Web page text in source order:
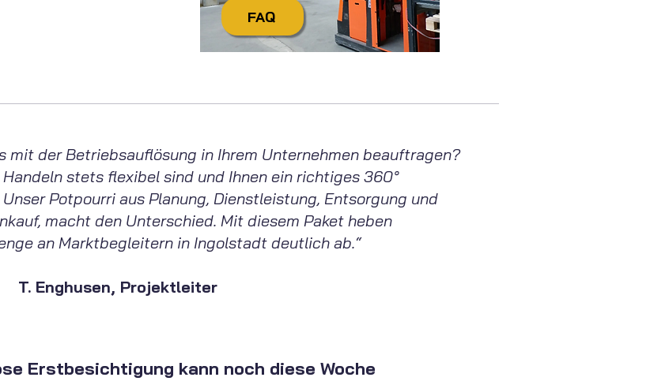
FAQ
mit der Betriebsauflösung in Ihrem Unternehmen beauftragen?
Handeln stets flexibel sind und Ihnen ein richtiges 360°
Potpourri aus Planung, Dienstleistung, Entsorgung und
macht den Unterschied. Mit diesem Paket heben
an Marktbegleitern in Ingolstadt deutlich ab.“
T. Enghusen, Projektleiter
Erstbesichtigung kann noch diese Woche